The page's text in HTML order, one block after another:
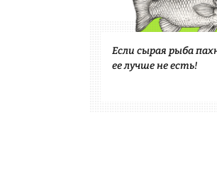
Если сырая рыба
ее лучше не есть!